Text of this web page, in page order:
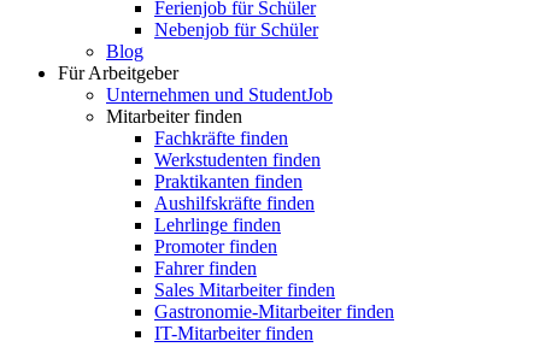
Ferienjob für Schüler
Nebenjob für Schüler
Blog
Für Arbeitgeber
Unternehmen und StudentJob
Mitarbeiter finden
Fachkräfte finden
Werkstudenten finden
Praktikanten finden
Aushilfskräfte finden
Lehrlinge finden
Promoter finden
Fahrer finden
Sales Mitarbeiter finden
Gastronomie-Mitarbeiter finden
IT-Mitarbeiter finden